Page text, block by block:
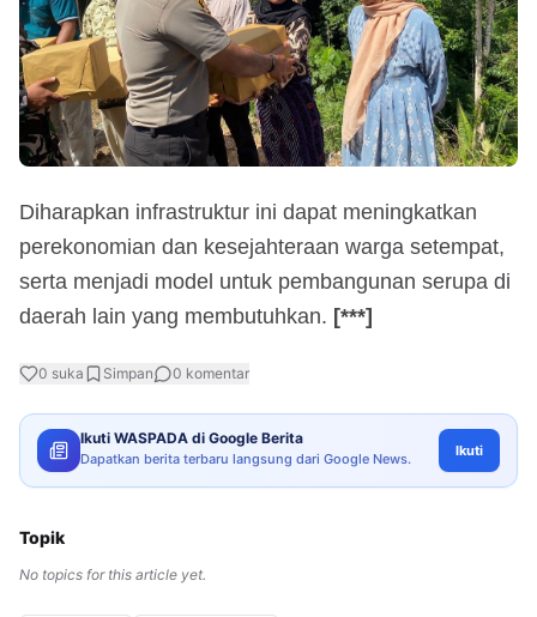
Diharapkan infrastruktur ini dapat meningkatkan
perekonomian dan kesejahteraan warga setempat,
serta menjadi model untuk pembangunan serupa di
daerah lain yang membutuhkan. [***]
0 suka Simpan 0 komentar
Ikuti WASPADA di Google Berita
Dapatkan berita terbaru langsung dari Google News. Ikuti
Topik
No topics for this article yet.